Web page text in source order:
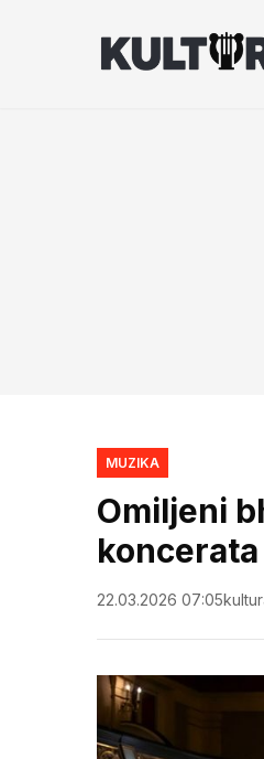
MUZIKA
Omiljeni
22.03.2026 07:05